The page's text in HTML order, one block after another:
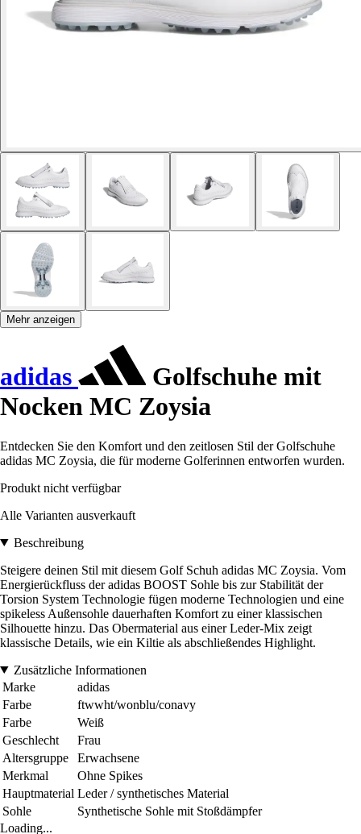
Mehr anzeigen
adidas
Golfschuhe mit
Nocken MC Zoysia
Entdecken Sie den Komfort und den zeitlosen Stil der Golfschuhe
adidas MC Zoysia, die für moderne Golferinnen entworfen wurden.
Produkt nicht verfügbar
Alle Varianten ausverkauft
Beschreibung
Steigere deinen Stil mit diesem Golf Schuh adidas MC Zoysia. Vom
Energierückfluss der adidas BOOST Sohle bis zur Stabilität der
Torsion System Technologie fügen moderne Technologien und eine
spikeless Außensohle dauerhaften Komfort zu einer klassischen
Silhouette hinzu. Das Obermaterial aus einer Leder-Mix zeigt
klassische Details, wie ein Kiltie als abschließendes Highlight.
Zusätzliche Informationen
Marke
adidas
Farbe
ftwwht/wonblu/conavy
Farbe
Weiß
Geschlecht
Frau
Altersgruppe
Erwachsene
Merkmal
Ohne Spikes
Hauptmaterial Leder / synthetisches Material
Sohle
Synthetische Sohle mit Stoßdämpfer
Loading...